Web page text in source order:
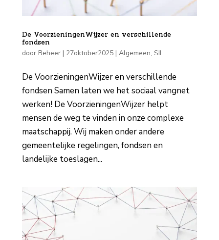
De VoorzieningenWijzer en verschillende
fondsen
door Beheer| 27oktober2025| Algemeen, SIL
De VoorzieningenWijzer en verschillende
fondsen Samen laten we het sociaal vangnet
werken! De VoorzieningenWijzer helpt
mensen de weg te vinden in onze complexe
maatschappij. Wij maken onder andere
gemeentelijke regelingen, fondsen en
landelijke toeslagen...